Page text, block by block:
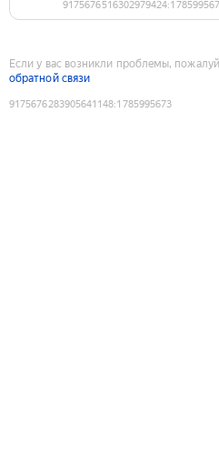
Если у вас возникли проблемы,
обратной связи
9175676283905641148:1785995673